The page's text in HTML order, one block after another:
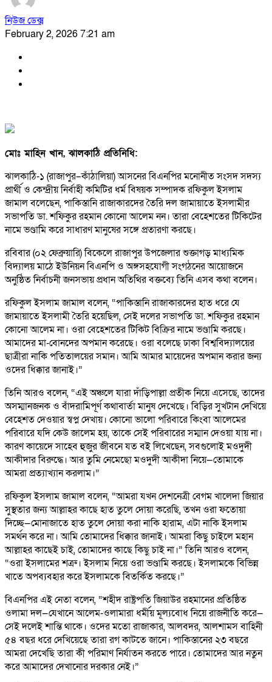
নিউজ ডেক্স
February 2, 2026 7:21 am
মোঃ মাহিন খান, ঝালকাঠি প্রতিনিধি:
ঝালকাঠি-১ (রাজাপুর–কাঁঠালিয়া) আসনের বিএনপির মনোনীত সংসদ সদস্য
প্রার্থী ও কেন্দ্রীয় নির্বাহী কমিটির ধর্ম বিষয়ক সম্পাদক রফিকুল ইসলাম
জামাল বলেছেন, পাকিস্তানি রাজাকারদের তৈরি দল জামায়াতে ইসলামীর
সভাপতি ডা. শফিকুর রহমান কোনো আলেম নন। তারা বেহেশতের টিকিটের
নামে ভণ্ডামি করে সাধারণ মানুষের সঙ্গে প্রতারণা করছে।
রবিবার (০২ ফেব্রুয়ারি) বিকেলে রাজাপুর উপজেলার শুক্তাগড় মাধ্যমিক
বিদ্যালয় মাঠে ইউনিয়ন বিএনপি ও অঙ্গসহযোগী সংগঠনের আয়োজনে
অনুষ্ঠিত নির্বাচনী জনসভায় প্রধান অতিথির বক্তব্যে তিনি এসব কথা বলেন।
রফিকুল ইসলাম জামাল বলেন, “পাকিস্তানি রাজাকারদের হাত ধরে যে
জামায়াতে ইসলামী তৈরি হয়েছিল, সেই দলের সভাপতি ডা. শফিকুর রহমান
কোনো আলেম না। ওরা বেহেশতের টিকিট বিক্রির নামে ভণ্ডামি করছে।
আমাদের মা-বোনদের অপমান করেছে। ওরা বলেছে ঢাকা বিশ্ববিদ্যালয়ের
ছাত্রীরা নাকি পতিতালয়ের সমান। আমি আমার মায়েদের অপমান করার জন্য
ওদের ধিক্কার জানাই।”
তিনি আরও বলেন, “এই অঞ্চলে যারা দাঁড়িপাল্লা প্রতীক নিয়ে এসেছে, তাদের
অসম্মানজনক ও বাঁদরামিপূর্ণ কথাবার্তা মানুষ দেখেছে। বিড়ির সুখটান দেখিয়ে
বেহেশত দেওয়ার স্বপ্ন দেখায়। কোনো ভালো পরিবারে কিংবা আলেমের
পরিবারে যদি কেউ জালেম হয়, তাকে সেই পরিবারের সম্মান দেওয়া যায় না।
কারণ কায়েদে সাহেব হুজুর জীবনে যত বই লিখেছেন, সবগুলোই মওদুদী
আকীদার বিরুদ্ধে। আর তুমি নেমেছো মওদুদী আকীদা নিয়ে—তোমাকে
আমরা প্রত্যাখ্যান করলাম।”
রফিকুল ইসলাম জামাল বলেন, “আমরা যখন দেশনেত্রী বেগম খালেদা জিয়ার
সুস্থতার জন্য আল্লাহর কাছে হাত তুলে দোয়া করেছি, তখন ওরা ফতোয়া
দিচ্ছে—মোনাজাতে হাত তুলে দোয়া করা নাকি হারাম, এটা নাকি ইসলাম
সমর্থন করে না। আমি তোমাদের ধিক্কার জানাই। আমরা কিছু চাইলে মহান
আল্লাহর কাছেই চাই, তোমাদের কাছে কিছু চাই না।” তিনি আরও বলেন,
“ওরা ইসলামের শত্রু। ইসলাম নিয়ে ওরা ভণ্ডামি করছে। ইসলামকে বিভিন্ন
খাতে অপব্যবহার করে ইসলামকে বিতর্কিত করছে।”
বিএনপির এই নেতা বলেন, “শহীদ রাষ্ট্রপতি জিয়াউর রহমানের প্রতিষ্ঠিত
ওলামা দল—যেখানে আলেম-ওলামারা ধর্মীয় মূল্যবোধ নিয়ে রাজনীতি করে—
সেই দলেই শান্তি থাকে। ওদের মতো রাজাকার, আলবদর, আলশামস বাহিনী
৫৪ বছর ধরে দেখিয়েছে তারা রগ কাটতে জানে। পাকিস্তানের ২৩ বছরে
আমরা দেখেছি তারা কী পরিমাণ নির্যাতন করতে পারে। তোমাদের আর নতুন
করে আমাদের দেখানোর দরকার নেই।”